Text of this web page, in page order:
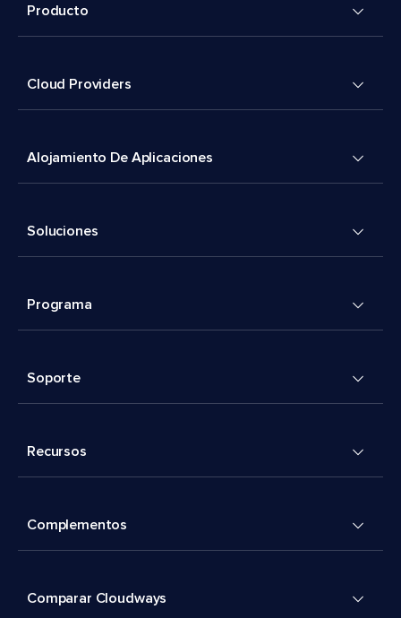
Producto
Cloud Providers
Alojamiento De Aplicaciones
Soluciones
Programa
Soporte
Recursos
Complementos
Comparar Cloudways